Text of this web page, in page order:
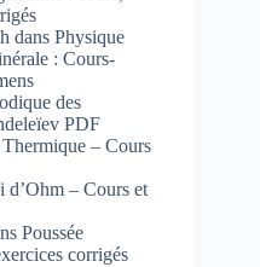
dans Physique
: Cours-
des
PDF
– Cours
d’Ohm – Cours et
Poussée
corrigés